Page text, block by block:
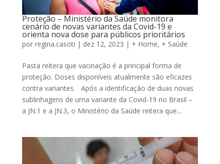
Proteção – Ministério da Saúde monitora
cenário de novas variantes da Covid-19 e
orienta nova dose para públicos prioritários
por regina.casoti | dez 12, 2023 | + Home, + Saúde
Pasta reitera que vacinação é a principal forma de
proteção. Doses disponíveis atualmente são eficazes
contra variantes. Após a identificação de duas novas
sublinhagens de uma variante da Covid-19 no Brasil –
a JN.1 e a JN.3, o Ministério da Saúde reitera que...